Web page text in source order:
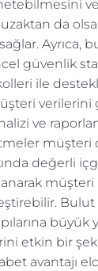
da olsa
Ayrıca,
güvenlik
ile
verilerini
ve
müşteri
değerli
müşteri
büyük
etkin bir
avantajı